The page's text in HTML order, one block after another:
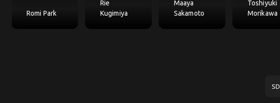
Romi Park
Rie
Kugimiya
Maaya
Sakamoto
Toshiyuki
Morikawa
SD